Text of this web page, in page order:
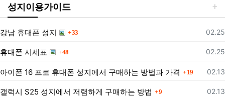
성지이용가이드
등록
02.25
강남 휴대폰 성지 33
등록
02.25
휴대폰 시세표 48
등록
02.13
아이폰 16 프로 휴대폰 성지에서 구매하는 방법과 가격 19
등록
02.13
갤럭시 S25 성지에서 저렴하게 구매하는 방법 9